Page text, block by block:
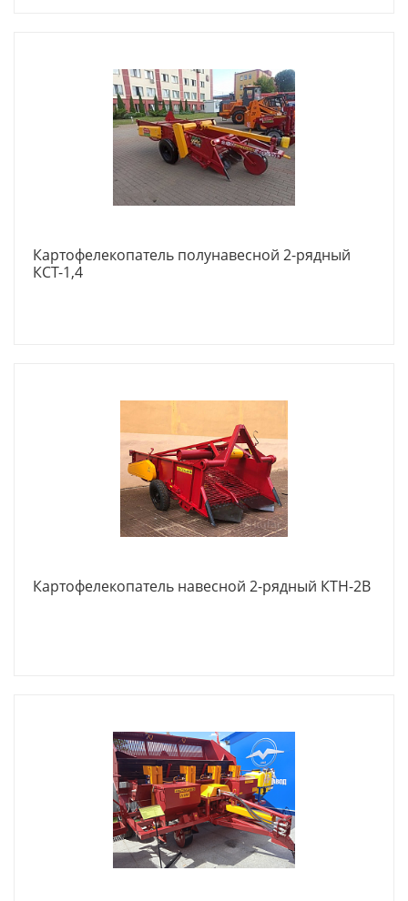
Картофелекопатель полунавесной 2-рядный
КСТ-1,4
Картофелекопатель навесной 2-рядный КТН-2В